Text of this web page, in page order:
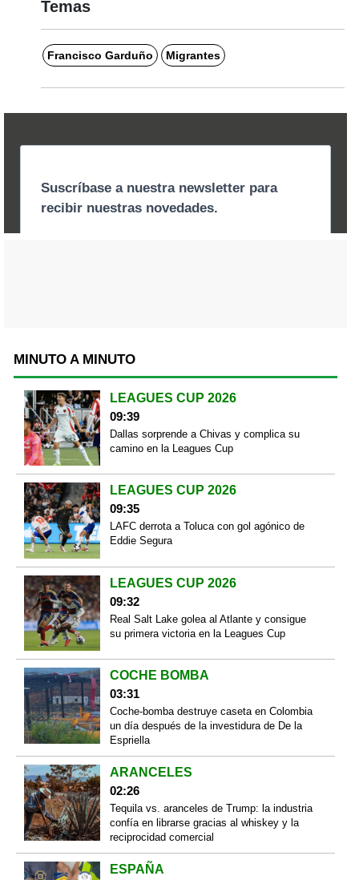
Temas
Francisco Garduño Migrantes
MINUTO A MINUTO
LEAGUES CUP 2026
09:39
Dallas sorprende a Chivas y complica su
camino en la Leagues Cup
LEAGUES CUP 2026
09:35
LAFC derrota a Toluca con gol agónico de
Eddie Segura
LEAGUES CUP 2026
09:32
Real Salt Lake golea al Atlante y consigue
su primera victoria en la Leagues Cup
COCHE BOMBA
03:31
Coche-bomba destruye caseta en Colombia
un día después de la investidura de De la
Espriella
ARANCELES
02:26
Tequila vs. aranceles de Trump: la industria
confía en librarse gracias al whiskey y la
reciprocidad comercial
ESPAÑA